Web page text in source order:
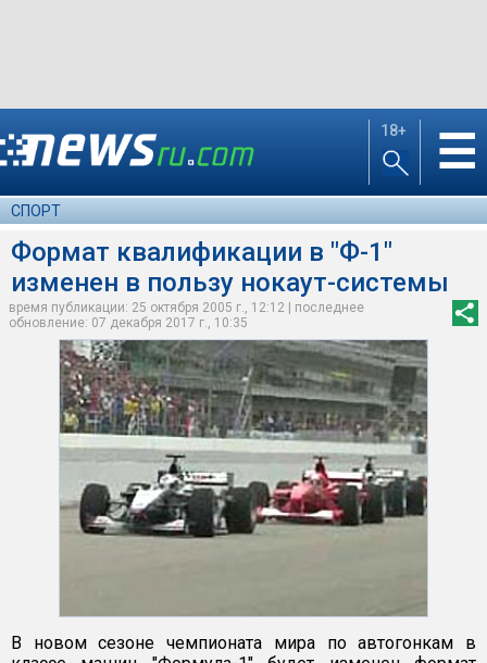
18+ ☰
СПОРТ
Формат квалификации в "Ф-1"
изменен в пользу нокаут-системы
время публикации: 25 октября 2005 г., 12:12 | последнее
обновление: 07 декабря 2017 г., 10:35
В новом сезоне чемпионата мира по автогонкам в